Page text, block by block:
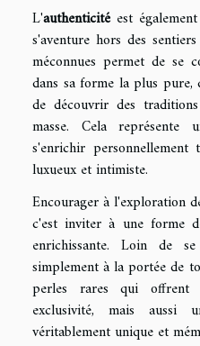
L'authenticitéest
s'aventure hors des
méconnues permet de se
dans sa forme la plus
de découvrir des
masse. Cela représente
s'enrichir
luxueux et intimiste.
Encourager à l'exploration
c'est inviter à une forme
enrichissante. Loin de
simplement à la portée de
perles rares qui offrent
exclusivité, mais aussi
véritablement unique et